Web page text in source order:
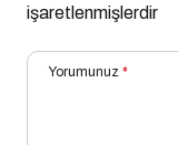
işaretlenmişlerdir
Yorumunuz *